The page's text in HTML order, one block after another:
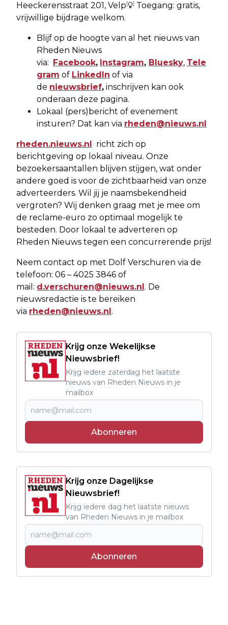
Heeckerensstraat 201, Velp💡 Toegang: gratis,
vrijwillige bijdrage welkom.
Blijf op de hoogte van al het nieuws van
Rheden Nieuws
via: Facebook, Instagram, Bluesky, Tele
gram of LinkedIn of via
de nieuwsbrief, inschrijven kan ook
onderaan deze pagina.
Lokaal (pers)bericht of evenement
insturen? Dat kan via rheden@nieuws.nl
rheden.nieuws.nl richt zich op
berichtgeving op lokaal niveau. Onze
bezoekersaantallen blijven stijgen, wat onder
andere goed is voor de zichtbaarheid van onze
adverteerders. Wil jij je naamsbekendheid
vergroten? Wij denken graag met je mee om
de reclame-euro zo optimaal mogelijk te
besteden. Door lokaal te adverteren op
Rheden Nieuws tegen een concurrerende prijs!
Neem contact op met Dolf Verschuren via de
telefoon: 06 – 4025 3846 of
mail: d.verschuren@nieuws.nl. De
nieuwsredactie is te bereiken
via rheden@nieuws.nl.
Krijg onze Wekelijkse
Nieuwsbrief!
Krijg iedere zaterdag het laatste
nieuws van Rheden Nieuws in je
mailbox
Abonneren
Krijg onze Dagelijkse
Nieuwsbrief!
Krijg iedere dag het laatste nieuws
van Rheden Nieuws in je mailbox
Abonneren